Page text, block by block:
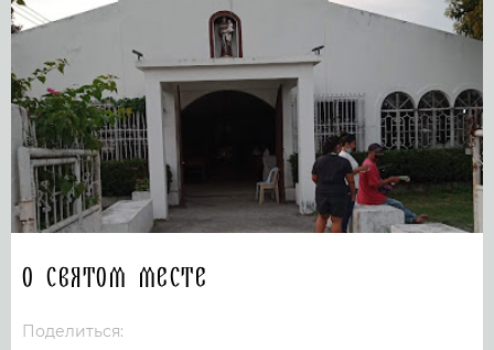
О святом месте
Поделиться: